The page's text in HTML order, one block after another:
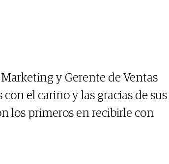
y Gerente de Ventas
con el cariño y las gracias de sus
los primeros en recibirle con